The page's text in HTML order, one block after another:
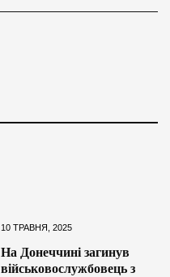
10 ТРАВНЯ, 2025
На Донеччині загинув
військовослужбовець з